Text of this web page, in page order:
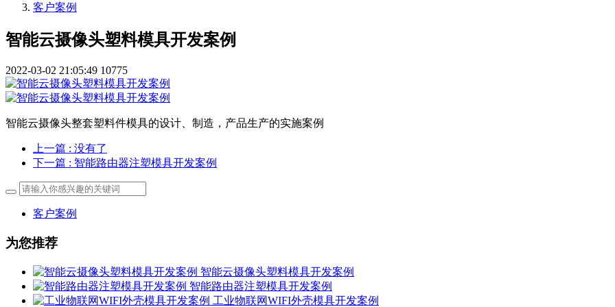
客户案例
智能云摄像头塑料模具开发案例
2022-03-02 21:05:49 10775
智能云摄像头整套塑料件模具的设计、制造，产品生产的实施案例
上一篇 : 没有了
下一篇 : 智能路由器注塑模具开发案例
客户案例
为您推荐
智能云摄像头塑料模具开发案例
智能路由器注塑模具开发案例
工业物联网WIFI外壳模具开发案例